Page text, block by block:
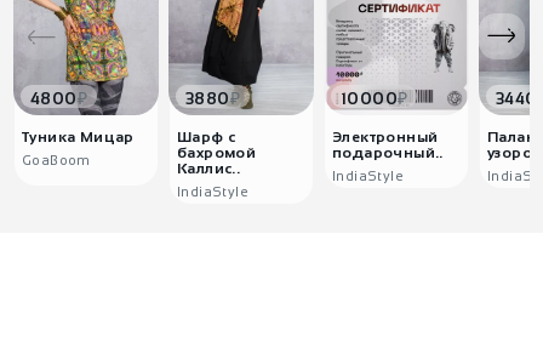
4800₽
Туника Мицар
GoaBoom
3880₽
Шарф с
бахромой
Каллис..
IndiaStyle
10000₽
Электронный
подарочный..
IndiaStyle
3440